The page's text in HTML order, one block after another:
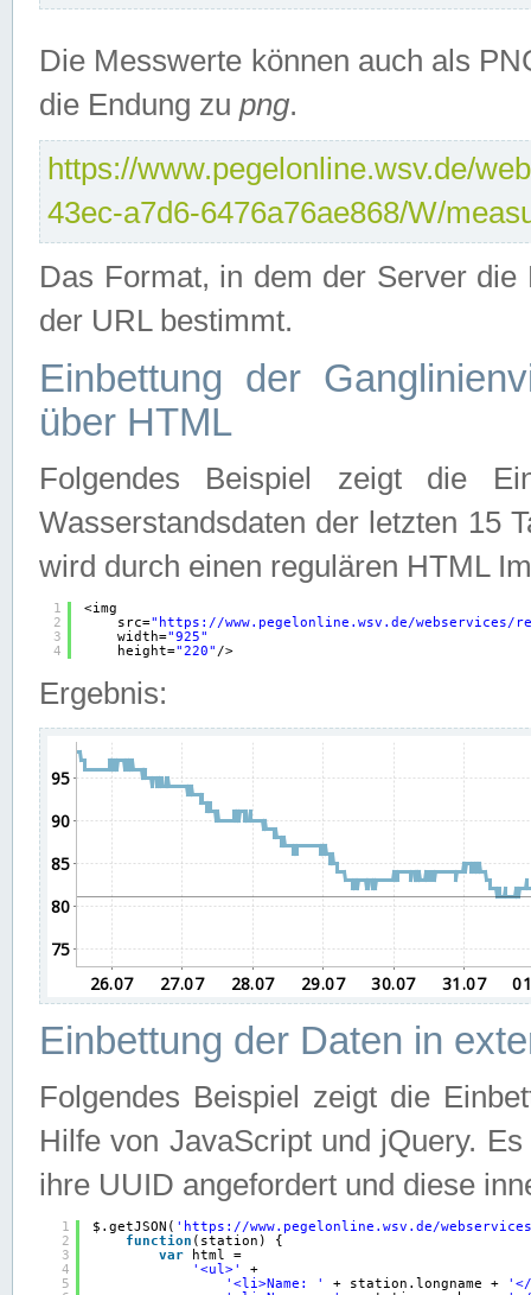
Die Messwerte können auch als
die Endung zu png.
https://www.pegelonline.wsv.de/
43ec-a7d6-6476a76ae868/W/
Das Format, in dem der Server
der URL bestimmt.
Einbettung der
über HTML
Folgendes Beispiel zeigt die
Wasserstandsdaten der letzten 15
wird durch einen regulären HTML
1
2
3
4
<img
src=" https://www.pegelonline.wsv.de/webservices/
width="925"
height="220" />
Ergebnis:
Einbettung der Daten in
Folgendes Beispiel zeigt die
Hilfe von JavaScript und jQuery.
ihre UUID angefordert und diese
1
2
3
4
5
$.getJSON( ' https://www.pegelonline.wsv.de/
function (station) {
var
html =
'<ul>'
+
'<li>Name: '
+ station.longname +